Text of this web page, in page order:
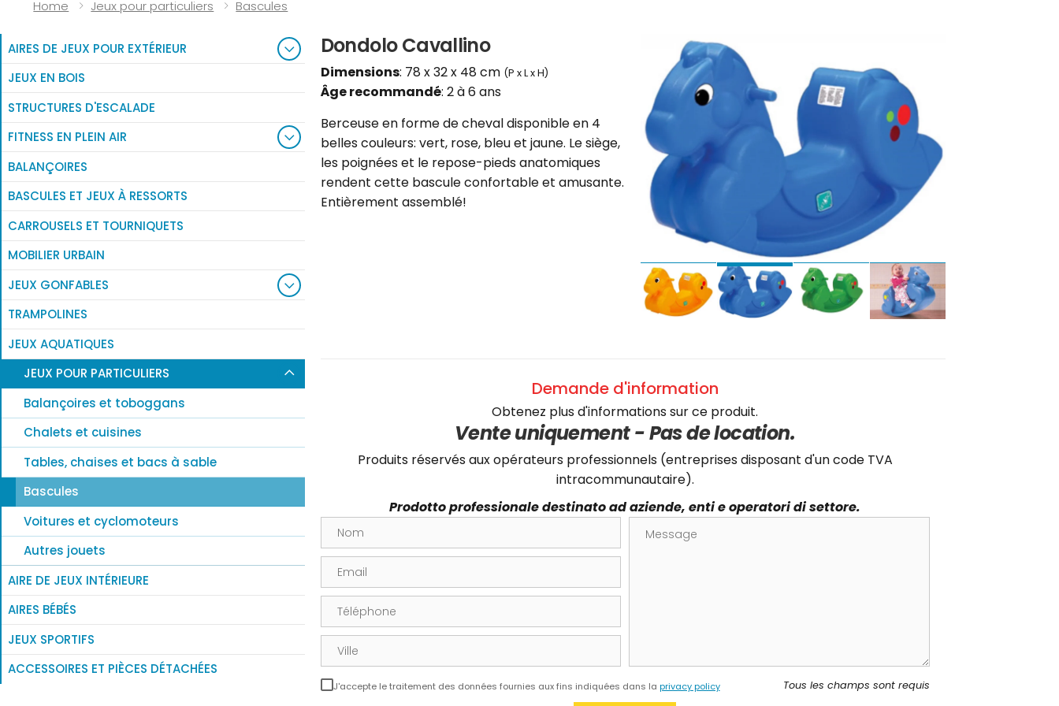
Naviguer:
Home Jeux pour particuliers Bascules
Dondolo Cavallino
Dimensions: 78 x 32 x 48 cm (P x L x H)
Âge recommandé: 2 à 6 ans
Berceuse en forme de cheval disponible en 4
belles couleurs: vert, rose, bleu et jaune. Le siège,
les poignées et le repose-pieds anatomiques
rendent cette bascule confortable et amusante.
Entièrement assemblé!
Demande d'information
Obtenez plus d'informations sur ce produit.
Vente uniquement - Pas de location.
Produits réservés aux opérateurs professionnels (entreprises disposant d'un code TVA
intracommunautaire).
Prodotto professionale destinato ad aziende, enti e operatori di settore.
Nom
Email
Téléphone
Ville
J'accepte le traitement des données fournies aux fins indiquées dans la privacy policy Tous les champs sont requis
AIRES DE JEUX POUR EXTÉRIEUR
JEUX EN BOIS
STRUCTURES D'ESCALADE
FITNESS EN PLEIN AIR
BALANÇOIRES
BASCULES ET JEUX À RESSORTS
CARROUSELS ET TOURNIQUETS
MOBILIER URBAIN
JEUX GONFABLES
TRAMPOLINES
JEUX AQUATIQUES
JEUX POUR PARTICULIERS
Balançoires et toboggans
Chalets et cuisines
Tables, chaises et bacs à sable
Bascules
Voitures et cyclomoteurs
Autres jouets
AIRE DE JEUX INTÉRIEURE
AIRES BÉBÉS
JEUX SPORTIFS
ACCESSOIRES ET PIÈCES DÉTACHÉES